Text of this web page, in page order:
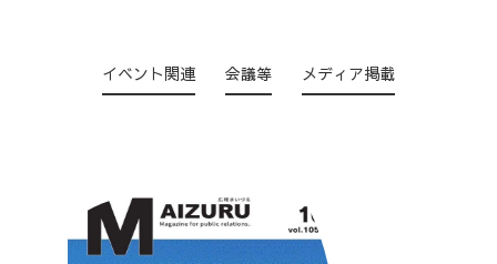
イベント関連 会議等 メディア掲載